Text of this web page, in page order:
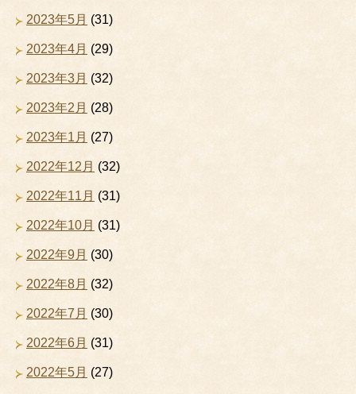
2023年5月 (31)
2023年4月 (29)
2023年3月 (32)
2023年2月 (28)
2023年1月 (27)
2022年12月 (32)
2022年11月 (31)
2022年10月 (31)
2022年9月 (30)
2022年8月 (32)
2022年7月 (30)
2022年6月 (31)
2022年5月 (27)